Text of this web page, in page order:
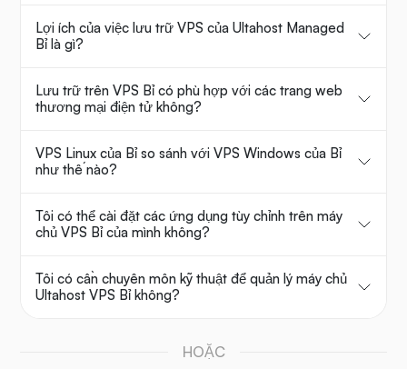
Lợi ích của việc lưu trữ VPS của Ultahost Managed
Bỉ là gì?
Lưu trữ trên VPS Bỉ có phù hợp với các trang web
thương mại điện tử không?
VPS Linux của Bỉ so sánh với VPS Windows của Bỉ
như thế nào?
Tôi có thể cài đặt các ứng dụng tùy chỉnh trên máy
chủ VPS Bỉ của mình không?
Tôi có cần chuyên môn kỹ thuật để quản lý máy chủ
Ultahost VPS Bỉ không?
HOẶC